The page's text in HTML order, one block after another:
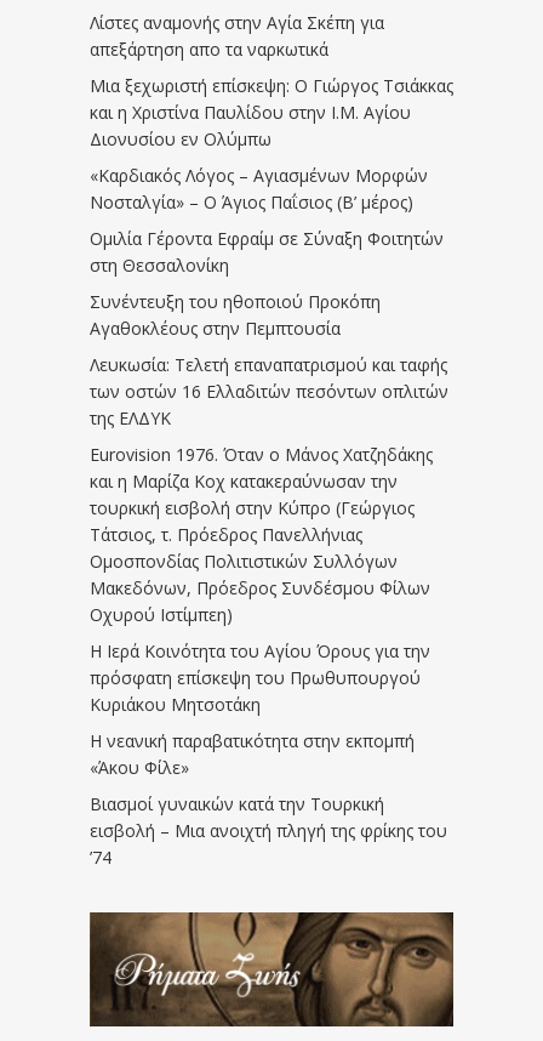
Λίστες αναμονής στην Αγία Σκέπη για
απεξάρτηση απο τα ναρκωτικά
Μια ξεχωριστή επίσκεψη: Ο Γιώργος Τσιάκκας
και η Χριστίνα Παυλίδου στην Ι.Μ. Αγίου
Διονυσίου εν Ολύμπω
«Καρδιακός Λόγος – Αγιασμένων Μορφών
Νοσταλγία» – Ο Άγιος Παΐσιος (Β’ μέρος)
Ομιλία Γέροντα Εφραίμ σε Σύναξη Φοιτητών
στη Θεσσαλονίκη
Συνέντευξη του ηθοποιού Προκόπη
Αγαθοκλέους στην Πεμπτουσία
Λευκωσία: Τελετή επαναπατρισμού και ταφής
των οστών 16 Ελλαδιτών πεσόντων οπλιτών
της ΕΛΔΥΚ
Eurovision 1976. Όταν ο Μάνος Χατζηδάκης
και η Μαρίζα Κοχ κατακεραύνωσαν την
τουρκική εισβολή στην Κύπρο (Γεώργιος
Τάτσιος, τ. Πρόεδρος Πανελλήνιας
Ομοσπονδίας Πολιτιστικών Συλλόγων
Μακεδόνων, Πρόεδρος Συνδέσμου Φίλων
Οχυρού Ιστίμπεη)
Η Ιερά Κοινότητα του Αγίου Όρους για την
πρόσφατη επίσκεψη του Πρωθυπουργού
Κυριάκου Μητσοτάκη
Η νεανική παραβατικότητα στην εκπομπή
«Άκου Φίλε»
Βιασμοί γυναικών κατά την Τουρκική
εισβολή – Μια ανοιχτή πληγή της φρίκης του
’74